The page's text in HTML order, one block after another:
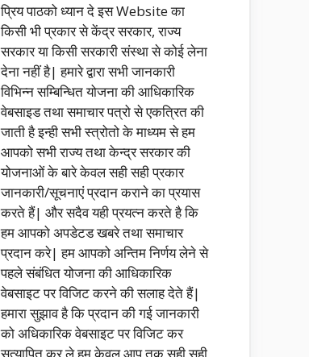
प्रिय पाठको ध्यान दे इस Website का
किसी भी प्रकार से केंद्र सरकार, राज्य
सरकार या किसी सरकारी संस्था से कोई लेना
देना नहीं है| हमारे द्वारा सभी जानकारी
विभिन्न सम्बिन्धित योजना की आधिकारिक
वेबसाइड तथा समाचार पत्रो से एकत्रित की
जाती है इन्ही सभी स्त्रोतो के माध्यम से हम
आपको सभी राज्य तथा केन्द्र सरकार की
योजनाओं के बारे केवल सही सही प्रकार
जानकारी/सूचनाएं प्रदान कराने का प्रयास
करते हैं| और सदैव यही प्रयत्न करते है कि
हम आपको अपडेटड खबरे तथा समाचार
प्रदान करे| हम आपको अन्तिम निर्णय लेने से
पहले संबंधित योजना की आधिकारिक
वेबसाइट पर विजिट करने की सलाह देते हैं|
हमारा सुझाव है कि प्रदान की गई जानकारी
को अधिकारिक वेबसाइट पर विजिट कर
सत्यापित कर ले हम केवल आप तक सही सही